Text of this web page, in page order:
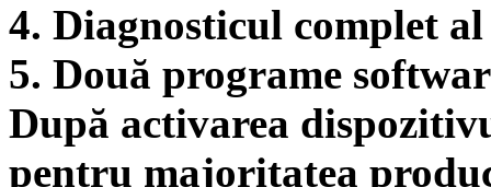
4. Diagnosticul complet
5. Două programe
După activarea
pentru majoritatea